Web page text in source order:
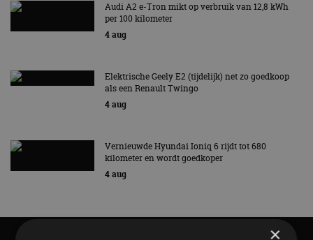
Audi A2 e-Tron mikt op verbruik van 12,8 kWh
per 100 kilometer
4 aug
Elektrische Geely E2 (tijdelijk) net zo goedkoop
als een Renault Twingo
4 aug
Vernieuwde Hyundai Ioniq 6 rijdt tot 680
kilometer en wordt goedkoper
4 aug
×